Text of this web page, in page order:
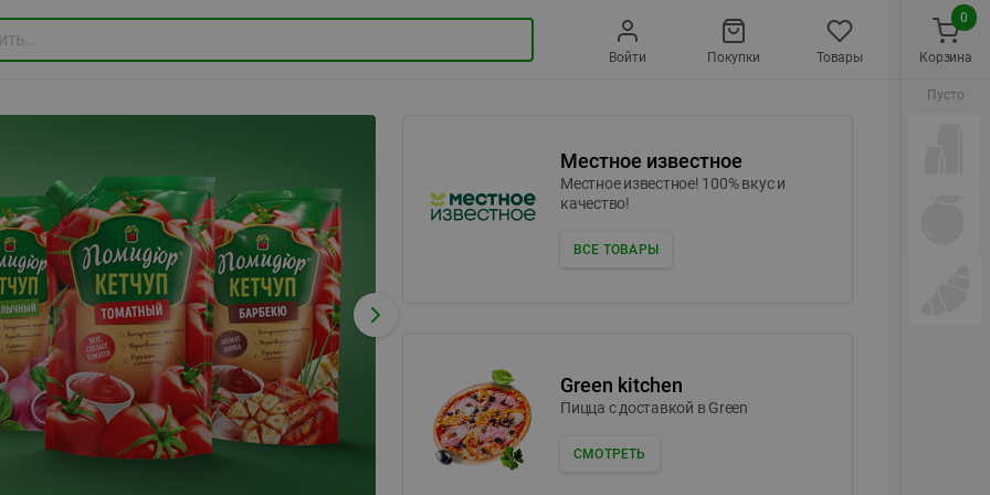
Войти Покупки Товары
Местное известное
Местное известное! 100% вкус и
качество!
ВСЕ ТОВАРЫ
Green kitchen
Пицца c доставкой в Green
СМОТРЕТЬ
Корзина
0
Пусто